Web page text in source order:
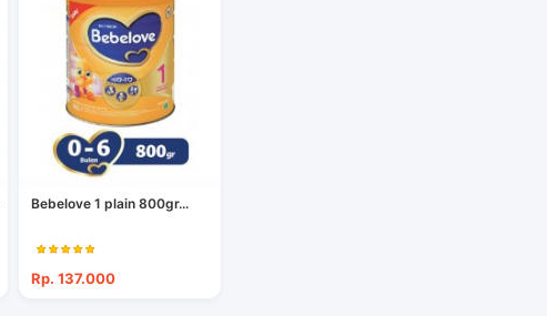
Bebelove 1 plain 800gr...
Rp. 137.000